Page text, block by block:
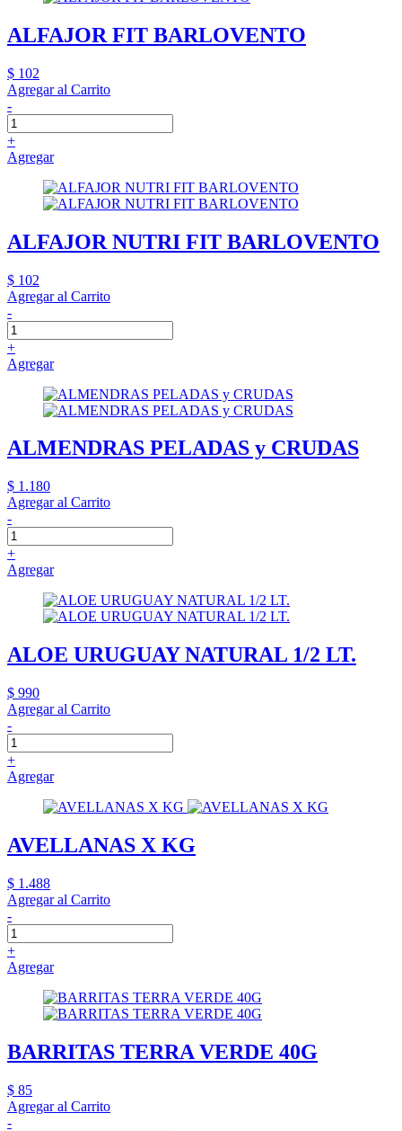
ALFAJOR FIT BARLOVENTO
$ 102
Agregar al Carrito
-
+
Agregar
ALFAJOR NUTRI FIT BARLOVENTO
$ 102
Agregar al Carrito
-
+
Agregar
ALMENDRAS PELADAS y CRUDAS
$ 1.180
Agregar al Carrito
-
+
Agregar
ALOE URUGUAY NATURAL 1/2 LT.
$ 990
Agregar al Carrito
-
+
Agregar
AVELLANAS X KG
$ 1.488
Agregar al Carrito
-
+
Agregar
BARRITAS TERRA VERDE 40G
$ 85
Agregar al Carrito
-